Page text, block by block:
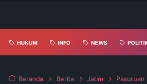
HUKUM INFO NEWS
Beranda Berita Jatim Pasuruan